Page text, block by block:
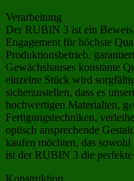
Verarbeitung
Der RUBIN 3 ist ein
Engagement für höchste
Produktionsbetrieb,
Gewächshauses konstante
einzelne Stück wird
sicherzustellen, dass es
hochwertigen Materialien,
Fertigungstechniken,
optisch ansprechende
kaufen möchten, das
ist der RUBIN 3 die
Konstruktion